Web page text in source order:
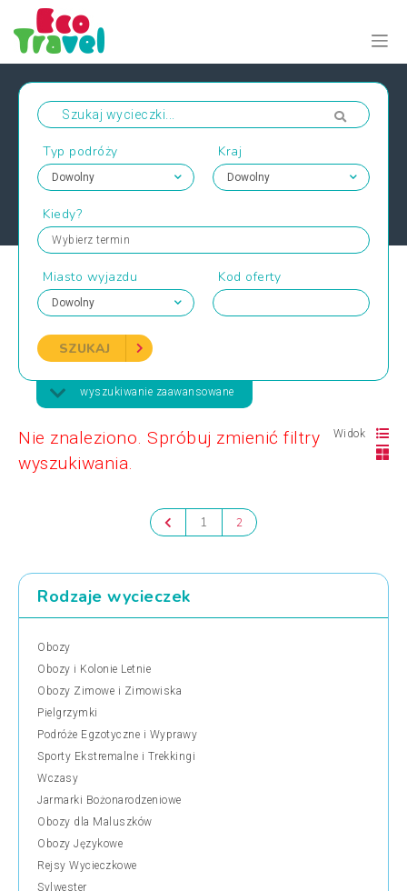
Typ podróży Kraj
Kiedy?
Wybierz termin
Miasto wyjazdu Kod oferty
SZUKAJ
wyszukiwanie zaawansowane
Nie znaleziono. Spróbuj zmienić filtry
wyszukiwania.
Widok
1 2
Rodzaje wycieczek
Obozy
Obozy i Kolonie Letnie
Obozy Zimowe i Zimowiska
Pielgrzymki
Podróże Egzotyczne i Wyprawy
Sporty Ekstremalne i Trekkingi
Wczasy
Jarmarki Bożonarodzeniowe
Obozy dla Maluszków
Obozy Językowe
Rejsy Wycieczkowe
Sylwester